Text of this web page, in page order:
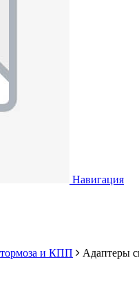
Навигация
и КПП Адаптеры